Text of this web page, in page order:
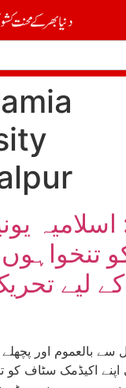
اسلامیہ
کے لیے
سے بالعموم اور
اپنے اکیڈمک سٹاف کو